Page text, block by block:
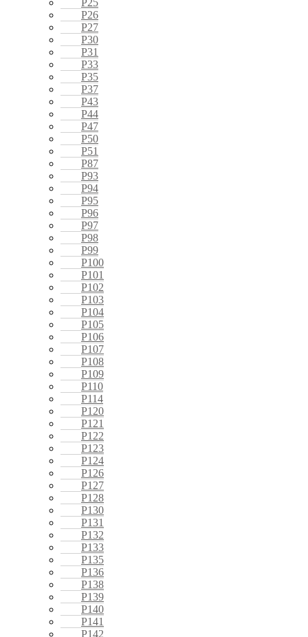
P25
P26
P27
P30
P31
P33
P35
P37
P43
P44
P47
P50
P51
P87
P93
P94
P95
P96
P97
P98
P99
P100
P101
P102
P103
P104
P105
P106
P107
P108
P109
P110
P114
P120
P121
P122
P123
P124
P126
P127
P128
P130
P131
P132
P133
P135
P136
P138
P139
P140
P141
P142